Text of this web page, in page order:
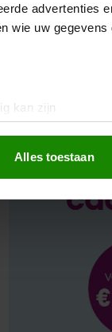
advertenties
wie uw gegevens
kan zijn
te bieden en
informatie die u
met onze
Alles toestaan